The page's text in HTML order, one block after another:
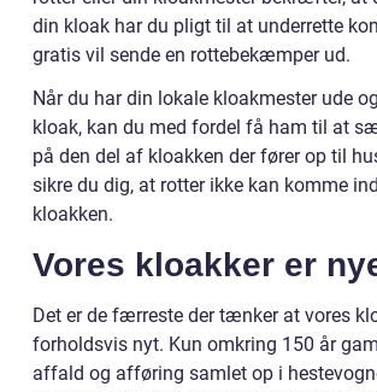
din kloak har du pligt til at underrette
gratis vil sende en rottebekæmper ud.
Når du har din lokale kloakmester ude
kloak, kan du med fordel få ham til at
på den del af kloakken der fører op til
sikre du dig, at rotter ikke kan komme
kloakken.
Vores kloakker er
Det er de færreste der tænker at vores
forholdsvis nyt. Kun omkring 150 år
affald og afføring samlet op i